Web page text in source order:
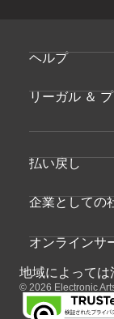
ヘルプ
リーガル ＆
払い戻し
企業としての
オンラインサ
地域によっては
© 2026 Electronic